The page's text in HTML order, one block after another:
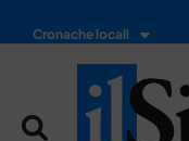
Cronache locali